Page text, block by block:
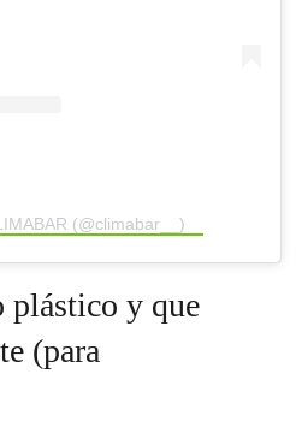
(@climabar__)
plástico y que
(para